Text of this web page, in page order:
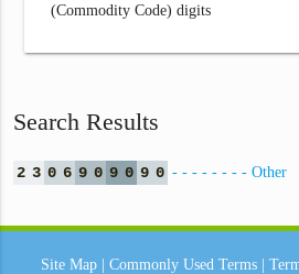
(Commodity Code) digits
Search Results
2 3 0 6 9 0 9 0 9 0 - - - - - - - - Other
Site Map Commonly Used Terms